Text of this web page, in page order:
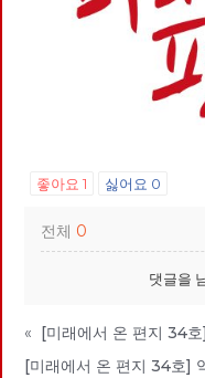
좋아요 1 싫어요 0
전체 0
댓글을
« [미래에서 온 편지 34
[미래에서 온 편지 34호]